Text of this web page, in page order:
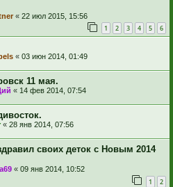
« 22 июл 2015, 15:56
1 2 3 4 5 6
« 03 июн 2014, 01:49
11 мая.
« 14 фев 2014, 07:54
« 28 янв 2014, 07:56
своих деток с Новым 2014
« 09 янв 2014, 10:52
1 2